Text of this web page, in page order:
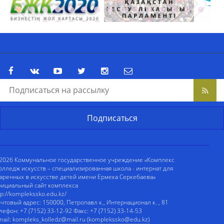
Коммунальное государственное учреждение «Комплекс
искусств – специализированная школа - интернат для
в искусстве детей имени Ермека Серкебаева»
сайт комплекса
komplekssko.edu.kz/
адрес: 150000, Петропавл к., Интернационал к. , 81
+7 (7152) 33-12-92 Факс: +7 (7152) 33-14-53
kompleks_kolledz@mail.ru (komplekssko@edu.kz)